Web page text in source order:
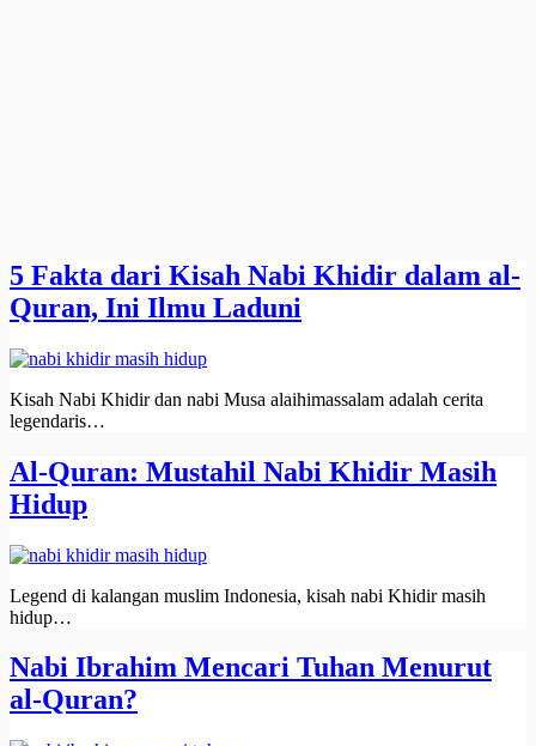
5 Fakta dari Kisah Nabi Khidir dalam al-
Quran, Ini Ilmu Laduni
Kisah Nabi Khidir dan nabi Musa alaihimassalam adalah cerita
legendaris…
Al-Quran: Mustahil Nabi Khidir Masih
Hidup
Legend di kalangan muslim Indonesia, kisah nabi Khidir masih
hidup…
Nabi Ibrahim Mencari Tuhan Menurut
al-Quran?